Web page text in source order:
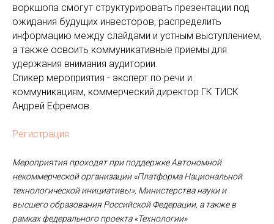
воркшопа смогут структурировать презентации под
ожидания будущих инвесторов, распределить
информацию между слайдами и устным выступлением,
а также освоить коммуникативные приемы для
удержания внимания аудитории.
Спикер мероприятия - эксперт по речи и
коммуникациям, коммерческий директор ГК ТИСК
Андрей Ефремов.
Регистрация
Мероприятия проходят при поддержке Автономной
некоммерческой организации «Платформа Национальной
технологической инициативы», Министерства науки и
высшего образования Российской Федерации, а также в
рамках федерального проекта «Технологии»